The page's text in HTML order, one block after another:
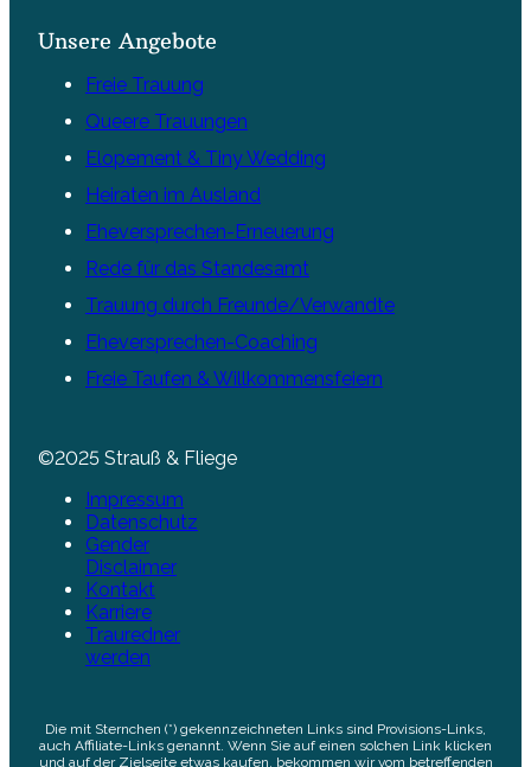
Unsere Angebote
Freie Trauung
Queere Trauungen
Elopement & Tiny Wedding
Heiraten im Ausland
Eheversprechen-Erneuerung
Rede für das Standesamt
Trauung durch Freunde/Verwandte
Eheversprechen-Coaching
Freie Taufen & Willkommensfeiern
©2025 Strauß & Fliege
Impressum
Datenschutz
Gender
Disclaimer
Kontakt
Karriere
Trauredner
werden
Die mit Sternchen (*) gekennzeichneten Links sind Provisions-Links,
auch Affiliate-Links genannt. Wenn Sie auf einen solchen Link klicken
und auf der Zielseite etwas kaufen, bekommen wir vom betreffenden